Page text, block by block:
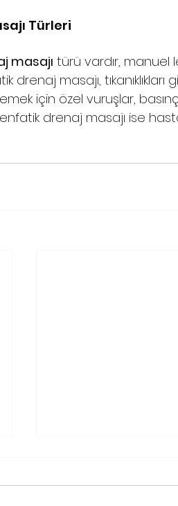
Türleri
masajı türü vardır,
drenaj masajı,
için özel vuruşlar,
drenaj masajı ise